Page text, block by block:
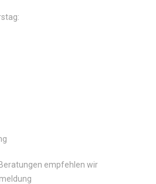
empfehlen wir